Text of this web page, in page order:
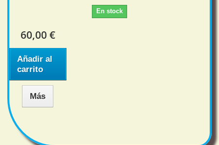
En stock
60,00 €
Añadir al
carrito
Más